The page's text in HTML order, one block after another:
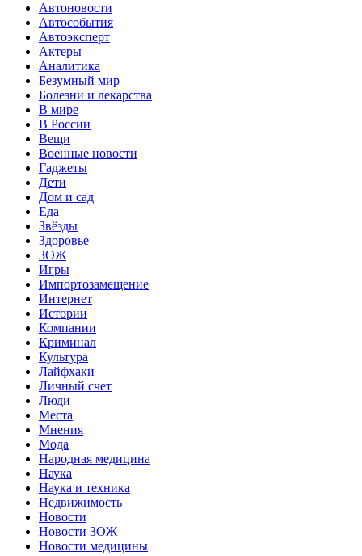
Автоновости
Автособытия
Автоэксперт
Актеры
Аналитика
Безумный мир
Болезни и лекарства
В мире
В России
Вещи
Военные новости
Гаджеты
Дети
Дом и сад
Еда
Звёзды
Здоровье
ЗОЖ
Игры
Импортозамещение
Интернет
Истории
Компании
Криминал
Культура
Лайфхаки
Личный счет
Люди
Места
Мнения
Мода
Народная медицина
Наука
Наука и техника
Недвижимость
Новости
Новости ЗОЖ
Новости медицины